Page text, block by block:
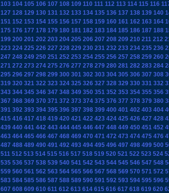
103 104 105 106 107 108 109 110 111 112 113 114 115 116
127 128 129 130 131 132 133 134 135 136 137 138 139 140
151 152 153 154 155 156 157 158 159 160 161 162 163 164
175 176 177 178 179 180 181 182 183 184 185 186 187 188
199 200 201 202 203 204 205 206 207 208 209 210 211 212
223 224 225 226 227 228 229 230 231 232 233 234 235 236
247 248 249 250 251 252 253 254 255 256 257 258 259 260
271 272 273 274 275 276 277 278 279 280 281 282 283 284
295 296 297 298 299 300 301 302 303 304 305 306 307 308
319 320 321 322 323 324 325 326 327 328 329 330 331 332
343 344 345 346 347 348 349 350 351 352 353 354 355 356
367 368 369 370 371 372 373 374 375 376 377 378 379 380
391 392 393 394 395 396 397 398 399 400 401 402 403 404
415 416 417 418 419 420 421 422 423 424 425 426 427 428
439 440 441 442 443 444 445 446 447 448 449 450 451 452
463 464 465 466 467 468 469 470 471 472 473 474 475 476
487 488 489 490 491 492 493 494 495 496 497 498 499 500
511 512 513 514 515 516 517 518 519 520 521 522 523 524
535 536 537 538 539 540 541 542 543 544 545 546 547 548
559 560 561 562 563 564 565 566 567 568 569 570 571 572
583 584 585 586 587 588 589 590 591 592 593 594 595 596
607 608 609 610 611 612 613 614 615 616 617 618 619 620